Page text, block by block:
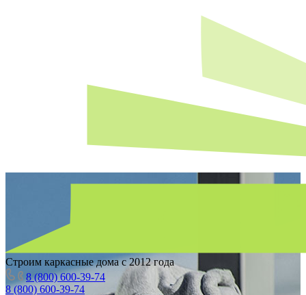
Строим каркасные дома с 2012 года
8 (800) 600-39-74
8 (800) 600-39-74